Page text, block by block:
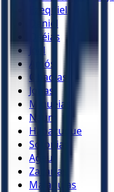
Ezequiel
Daniel
Oséias
Joel
Amós
Obadias
Jonas
Miquéias
Naum
Habacuque
Sofonias
Ageu
Zacarias
Malaquias